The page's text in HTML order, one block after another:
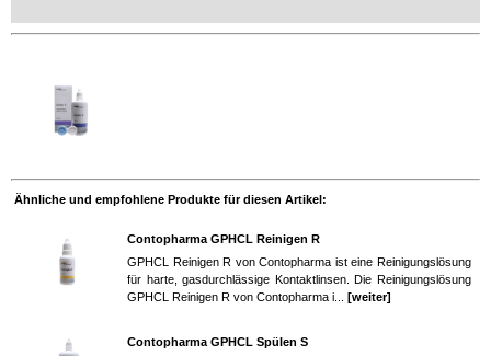
Ähnliche und empfohlene Produkte für diesen Artikel:
Contopharma GPHCL Reinigen R
GPHCL Reinigen R von Contopharma ist eine Reinigungslösung
für harte, gasdurchlässige Kontaktlinsen. Die Reinigungslösung
GPHCL Reinigen R von Contopharma i... [weiter]
Contopharma GPHCL Spülen S